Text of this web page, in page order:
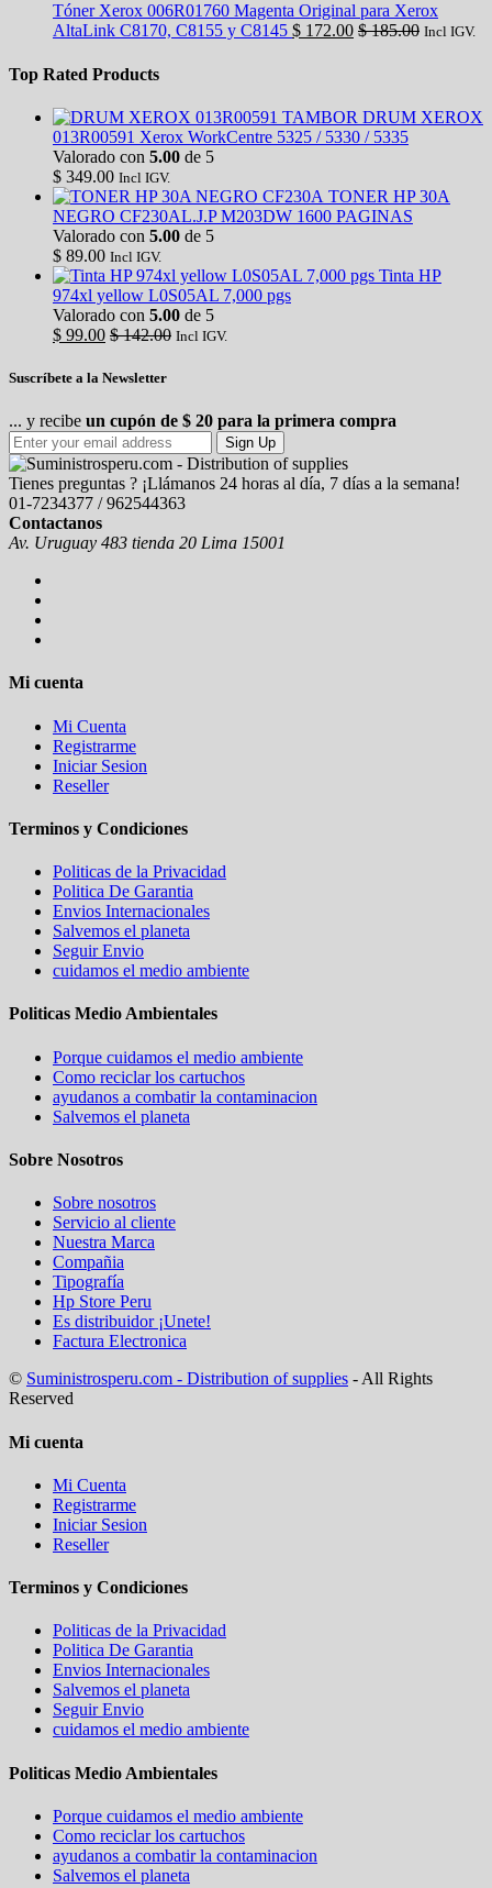
Tóner Xerox 006R01760 Magenta Original para Xerox
AltaLink C8170, C8155 y C8145 $ 172.00 $185.00 Incl IGV.
Top Rated Products
TAMBOR DRUM XEROX
013R00591 Xerox WorkCentre 5325 / 5330 / 5335
Valorado con 5.00 de 5
$ 349.00 Incl IGV.
TONER HP 30A
NEGRO CF230AL.J.P M203DW 1600 PAGINAS
Valorado con 5.00 de 5
$ 89.00 Incl IGV.
Tinta HP
974xl yellow L0S05AL 7,000 pgs
Valorado con 5.00 de 5
$ 99.00 $142.00 Incl IGV.
Suscríbete a la Newsletter
... y recibe un cupón de $ 20 para la primera compra
Sign Up
Tienes preguntas ? ¡Llámanos 24 horas al día, 7 días a la semana!
01-7234377 / 962544363
Contactanos
Av. Uruguay 483 tienda 20 Lima 15001
Mi cuenta
Mi Cuenta
Registrarme
Iniciar Sesion
Reseller
Terminos y Condiciones
Politicas de la Privacidad
Politica De Garantia
Envios Internacionales
Salvemos el planeta
Seguir Envio
cuidamos el medio ambiente
Politicas Medio Ambientales
Porque cuidamos el medio ambiente
Como reciclar los cartuchos
ayudanos a combatir la contaminacion
Salvemos el planeta
Sobre Nosotros
Sobre nosotros
Servicio al cliente
Nuestra Marca
Compañia
Tipografía
Hp Store Peru
Es distribuidor ¡Unete!
Factura Electronica
© Suministrosperu.com - Distribution of supplies - All Rights
Reserved
Mi cuenta
Mi Cuenta
Registrarme
Iniciar Sesion
Reseller
Terminos y Condiciones
Politicas de la Privacidad
Politica De Garantia
Envios Internacionales
Salvemos el planeta
Seguir Envio
cuidamos el medio ambiente
Politicas Medio Ambientales
Porque cuidamos el medio ambiente
Como reciclar los cartuchos
ayudanos a combatir la contaminacion
Salvemos el planeta